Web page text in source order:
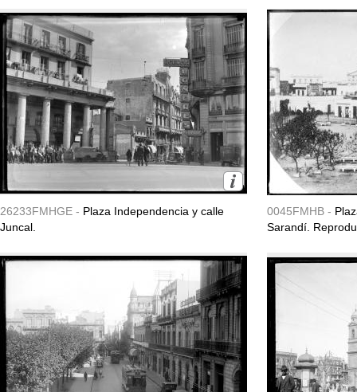
26233FMHGE - Plaza Independencia y calle
Juncal.
0045FMHB -
Sarandí.